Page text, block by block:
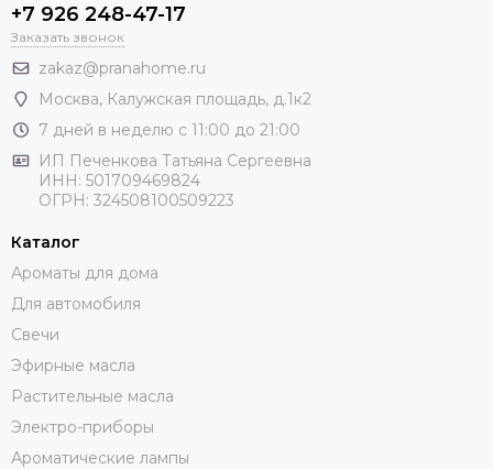
+7 926 248-47-17
Заказать звонок
zakaz@pranahome.ru
Москва, Калужская площадь, д.1к2
7 дней в неделю с 11:00 до 21:00
ИП Печенкова Татьяна Сергеевна
ИНН: 501709469824
ОГРН: 324508100509223
Каталог
Ароматы для дома
Для автомобиля
Свечи
Эфирные масла
Растительные масла
Электро-приборы
Ароматические лампы